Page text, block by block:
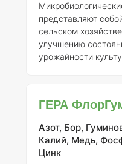
представляют
сельском
улучшению
урожайности
регистрации 457-19-1712-1.
активные
фульвокислоты, а
ГЕРА
Азот, Бор,
Калий, Медь,
Цинк